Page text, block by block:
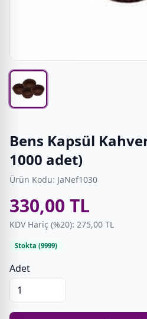
Bens Kapsül
1000 adet)
Ürün Kodu: JaNef1030
330,00 TL
KDV Hariç (%20): 275,00 TL
Stokta (9999)
Adet